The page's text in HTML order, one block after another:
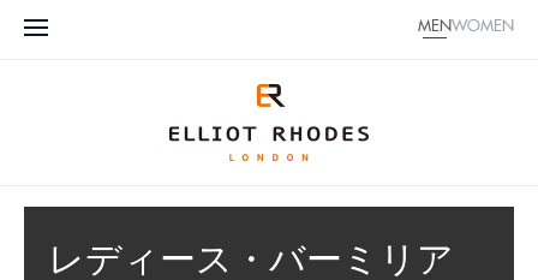
MENWOMEN
レディース・バーミリア